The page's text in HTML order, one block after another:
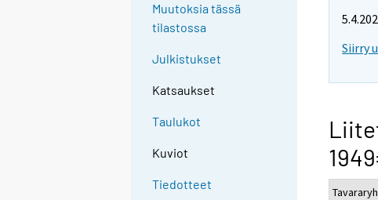
Muutoksia tässä
tilastossa
Julkistukset
Katsaukset
Taulukot
Kuviot
Tiedotteet
Siirry